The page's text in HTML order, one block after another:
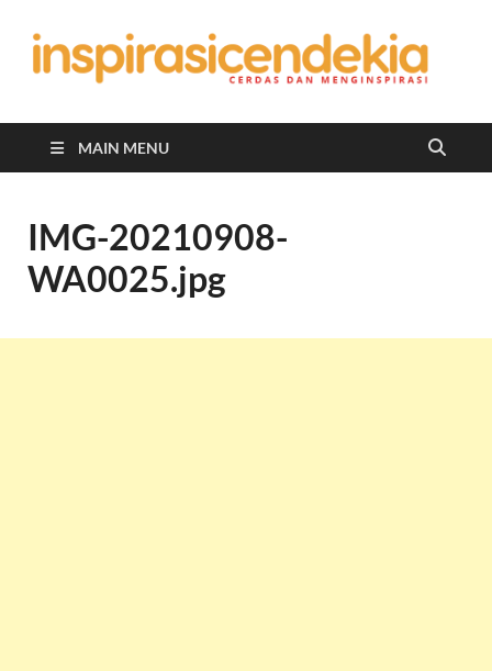
MAIN MENU
IMG-20210908-
WA0025.jpg